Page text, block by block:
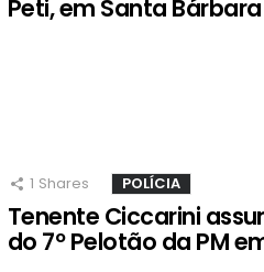
Peti, em Santa Bárbara
1 Shares POLÍCIA
Tenente Ciccarini
do 7º Pelotão da PM